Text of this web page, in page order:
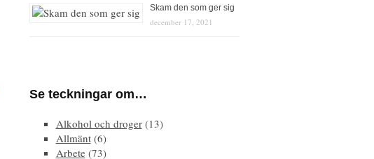
Skam den som ger sig
december 17, 2021
Se teckningar om…
Alkohol och droger(13)
Allmänt(6)
Arbete(73)